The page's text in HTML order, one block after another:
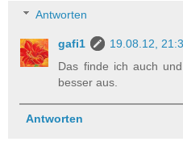
Antworten
gafi1
19.08.12,
Das finde ich auch
besser aus.
Antworten